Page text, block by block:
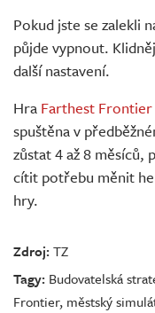
Pokud jste se zalekli
půjde vypnout.
další nastavení.
Hra Farthest Frontier
spuštěna v
zůstat 4 až 8
cítit potřebu měnit
hry.
Zdroj:TZ
Tagy: Budovatelská
Frontier, městský